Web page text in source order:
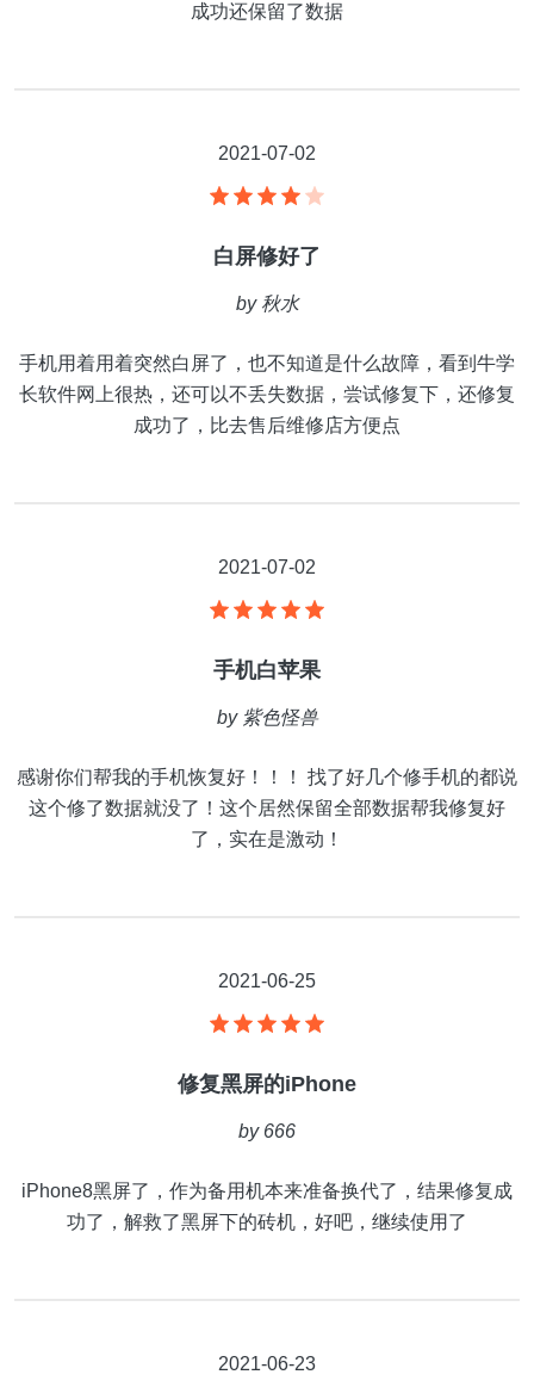
成功还保留了数据
2021-07-02
白屏修好了
by 秋水
手机用着用着突然白屏了，也不知道是什么故障，看到牛学
长软件网上很热，还可以不丢失数据，尝试修复下，还修复
成功了，比去售后维修店方便点
2021-07-02
手机白苹果
by 紫色怪兽
感谢你们帮我的手机恢复好！！！ 找了好几个修手机的都说
这个修了数据就没了！这个居然保留全部数据帮我修复好
了，实在是激动！
2021-06-25
修复黑屏的iPhone
by 666
iPhone8黑屏了，作为备用机本来准备换代了，结果修复成
功了，解救了黑屏下的砖机，好吧，继续使用了
2021-06-23